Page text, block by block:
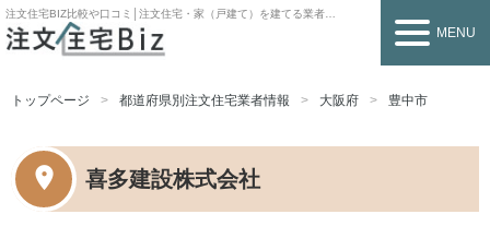
注文住宅BIZ比較や口コミ│注文住宅・家（戸建て）を建てる業者を探すなら
MENU
トップページ 都道府県別注文住宅業者情報 大阪府 豊中市
喜多建設株式会社